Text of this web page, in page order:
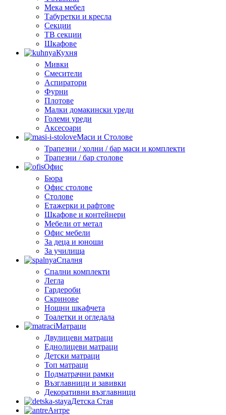
Мека мебел
Табуретки и кресла
Секции
ТВ секции
Шкафове
Кухня
Мивки
Смесители
Аспиратори
Фурни
Плотове
Малки домакински уреди
Големи уреди
Аксесоари
Маси и Столове
Трапезни / холни / бар маси и комплекти
Трапезни / бар столове
Офис
Бюра
Офис столове
Столове
Етажерки и рафтове
Шкафове и контейнери
Мебели от метал
Офис мебели
За деца и юноши
За училища
Спалня
Спални комплекти
Легла
Гардероби
Скринове
Нощни шкафчета
Тоалетки и огледала
Матраци
Двулицеви матраци
Еднолицеви матраци
Детски матраци
Топ матраци
Подматрачни рамки
Възглавници и завивки
Декоративни възглавници
Детска Стая
Антре